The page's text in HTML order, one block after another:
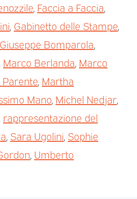
, Faccia a Faccia,
, Gabinetto delle Stampe,
Giuseppe Bomparola,
, Marco Berlanda, Marco
, Martha
Mano, Michel Nedjar,
, rappresentazione del
, Sara Ugolini, Sophie
, Umberto